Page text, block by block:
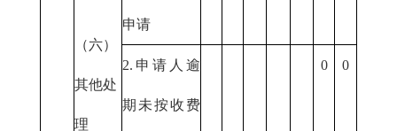
（六）
其他处
理
申请
2.申请人逾
期未按收费
0 0